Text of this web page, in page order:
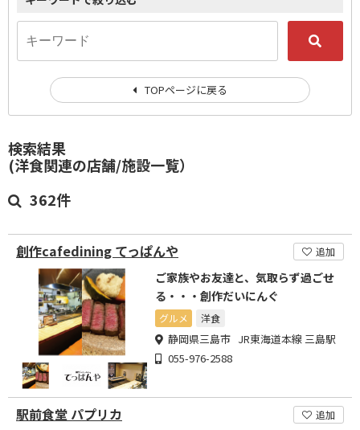
検索結果
(洋食関連の店舗/施設一覧）
362件
創作cafedining てっぱんや 追加
ご家族やお友達と、気取らず過ごせ
る・・・創作だいにんぐ
グルメ 洋食
静岡県三島市 JR東海道本線 三島駅
055-976-2588
駅前食堂 パプリカ 追加
TOPページに戻る